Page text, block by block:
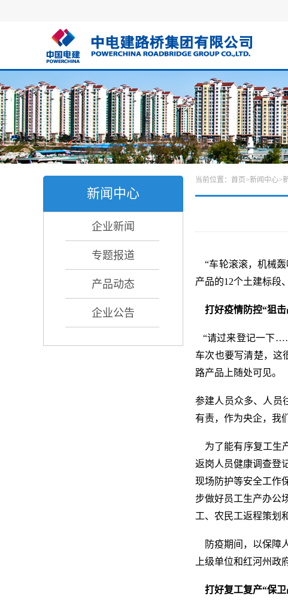
新闻中心
企业新闻
专题报道
产品动态
企业公告
当前位置： 首页 >新闻中心>
“车轮滚滚，机械轰
产品的12个土建标段
打好疫情防控“狙击
“请过来登记一下
车次也要写清楚，这
路产品上随处可见。
参建人员众多、人员
有责，作为央企，我
为了能有序复工生
返岗人员健康调查登
现场防护等安全工作
步做好员工生产办公
工、农民工返程策划
防疫期间，以保障
上级单位和红河州政
打好复工复产“保卫